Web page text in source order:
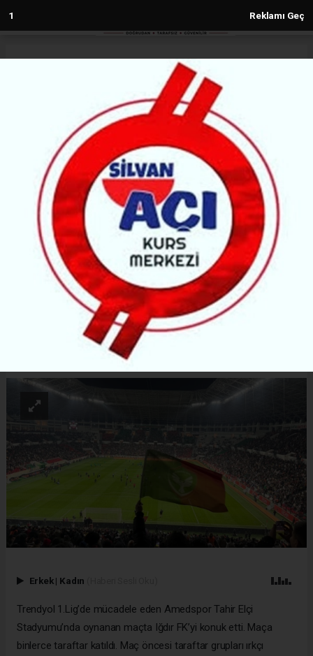
1 Reklamı Geç
Galibiyetle sonuçlanan Amedspor
maçında Leyla Zana’ya destek
SPOR
28.12.2025 - 23:57, Güncelleme: 28.12.2025 - 23:57
103564+ kez okundu.
Trendyol 1. Lig’de Amedspor, sahasında ağırladığı
Iğdır FK’yi 3-0 mağlup ederek puanını 39’a çıkardı ve
sezonun ilk yarısını lider tamamladı. Karşılaşmada,
Leyla Zana’ya destek mesajları dikkat çekti
Erkek | Kadın
Trendyol 1.Lig’de mücadele eden Amedspor Tahir Elçi
Stadyumu’nda oynanan maçta Iğdır FK’yi konuk etti. Maça
binlerce taraftar katıldı. Maç öncesi taraftar grupları ırkçı